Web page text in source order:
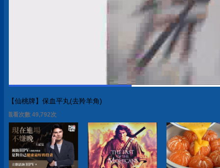
【仙桃牌】保血平丸(去羚羊角)
觀看次數 49,792次